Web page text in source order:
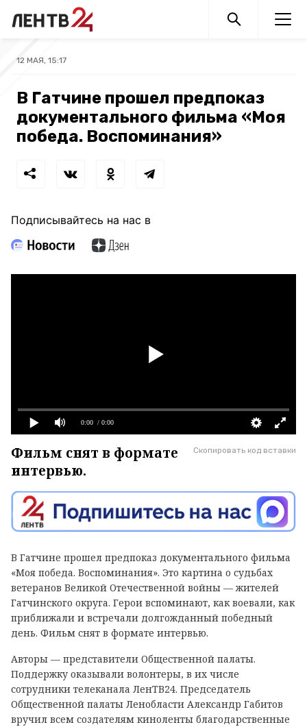
12 МАЯ, 15:17
В Гатчине прошел предпоказ
документального фильма «Моя
победа. Воспоминания»
Подписывайтесь на нас в
0:00 / 0:00
Скопировать код вставки
Фильм снят в формате
интервью.
В Гатчине прошел предпоказ документального фильма
«Моя победа. Воспоминания». Это картина о судьбах
ветеранов Великой Отечественной войны — жителей
Гатчинского округа. Герои вспоминают, как воевали, как
приближали и встречали долгожданный победный
день. Фильм снят в формате интервью.
Авторы — представители Общественной палаты.
Поддержку оказывали волонтеры, в их числе
сотрудники телеканала ЛенТВ24. Председатель
Общественной палаты Ленобласти Александр Габитов
вручил всем создателям киноленты благодарственные